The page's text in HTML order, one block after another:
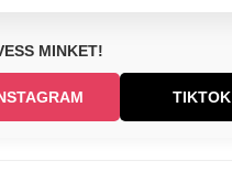
MINKET!
TIKTOK